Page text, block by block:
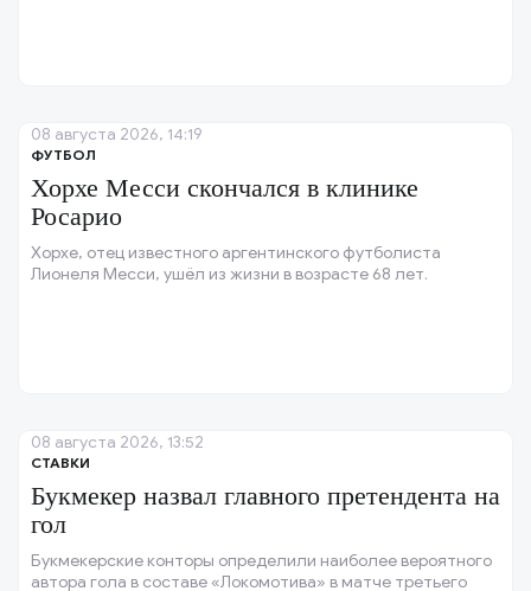
ФУТБОЛ
Хорхе Месси скончался в клинике
Росарио
Хорхе, отец известного аргентинского футболиста
Лионеля Месси, ушёл из жизни в возрасте 68 лет.
08 августа 2026, 14:19
СТАВКИ
Букмекер назвал главного претендента на
гол
Букмекерские конторы определили наиболее вероятного
автора гола в составе «Локомотива» в матче третьего
08 августа 2026, 13:52